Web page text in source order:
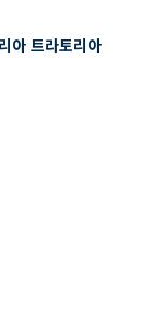
아 트라토리아